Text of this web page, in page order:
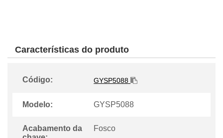
Características do produto
Código: GYSP5088
Modelo: GYSP5088
Acabamento da
Fosco